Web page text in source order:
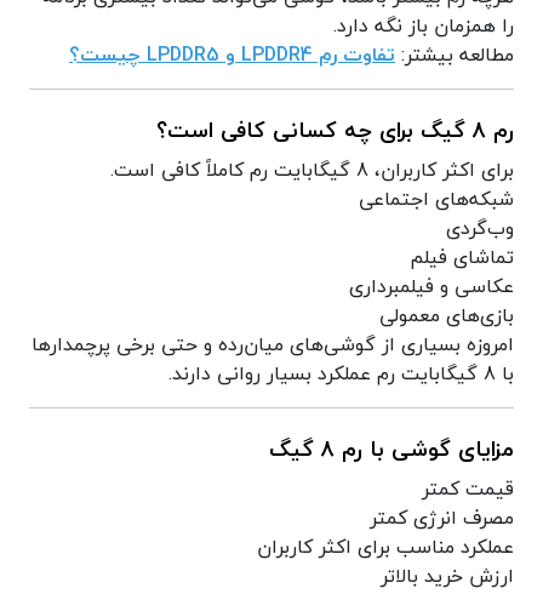
را همزمان باز نگه دارد.
مطالعه بیشتر:تفاوت رم LPDDR4 و LPDDR5 چیست؟
رم 8 گیگ برای چه کسانی کافی است؟
برای اکثر کاربران، 8 گیگابایت رم کاملاً کافی است.
شبکه‌های اجتماعی
وب‌گردی
تماشای فیلم
عکاسی و فیلمبرداری
بازی‌های معمولی
امروزه بسیاری از گوشی‌های میان‌رده و حتی برخی پرچمدارها
با 8 گیگابایت رم عملکرد بسیار روانی دارند.
مزایای گوشی با رم 8 گیگ
قیمت کمتر
مصرف انرژی کمتر
عملکرد مناسب برای اکثر کاربران
ارزش خرید بالاتر